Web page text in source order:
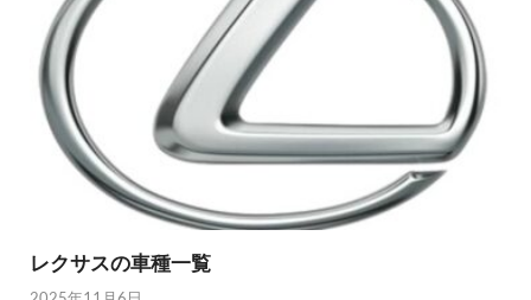
レクサスの車種一覧